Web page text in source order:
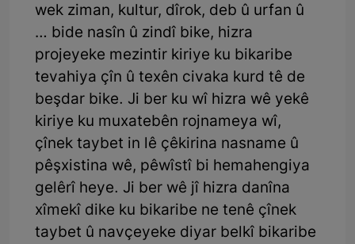
wek ziman, kultur, dîrok, deb û urfan û
… bide nasîn û zindî bike, hizra
projeyeke mezintir kiriye ku bikaribe
tevahiya çîn û texên civaka kurd tê de
beşdar bike. Ji ber ku wî hizra wê yekê
kiriye ku muxatebên rojnameya wî,
çînek taybet in lê çêkirina nasname û
pêşxistina wê, pêwîstî bi hemahengiya
gelêrî heye. Ji ber wê jî hizra danîna
xîmekî dike ku bikaribe ne tenê çînek
taybet û navçeyeke diyar belkî bikaribe